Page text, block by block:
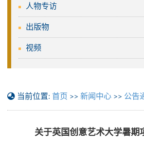
人物专访
出版物
视频
当前位置: 首页 >> 新闻中心 >> 公告
关于英国创意艺术大学暑期